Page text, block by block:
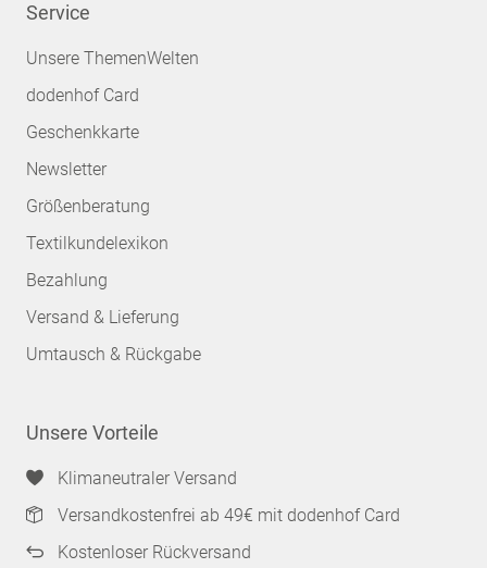
Service
Unsere ThemenWelten
dodenhof Card
Geschenkkarte
Newsletter
Größenberatung
Textilkundelexikon
Bezahlung
Versand & Lieferung
Umtausch & Rückgabe
Unsere Vorteile
Klimaneutraler Versand
Versandkostenfrei ab 49€ mit dodenhof Card
Kostenloser Rückversand